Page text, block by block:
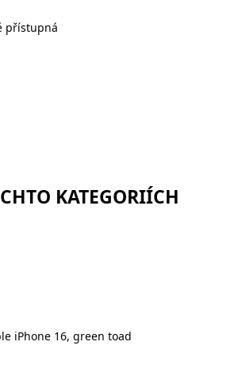
přístupná
KATEGORIÍCH
iPhone 16, green toad